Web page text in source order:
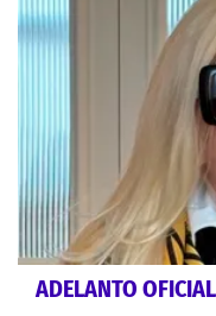
ADELANTO OFICIAL